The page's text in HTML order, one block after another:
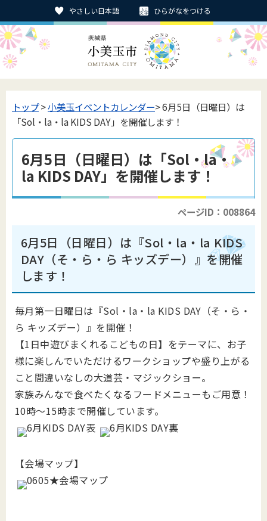
やさしい日本語 ひらがなをつける
トップ>小美玉イベントカレンダー> 6月5日（日曜日）は
「Sol・la・la KIDS DAY」を開催します！
6月5日（日曜日）は「Sol・la・
la KIDS DAY」を開催します！
ページID：008864
6月5日（日曜日）は『Sol・la・la KIDS
DAY（そ・ら・ら キッズデー）』を開催
します！
毎月第一日曜日は『Sol・la・la KIDS DAY（そ・ら・
ら キッズデー）』を開催！
【1日中遊びまくれるこどもの日】をテーマに、お子
様に楽しんでいただけるワークショップや盛り上がる
こと間違いなしの大道芸・マジックショー。
家族みんなで食べたくなるフードメニューもご用意！
10時～15時まで開催しています。
【会場マップ】